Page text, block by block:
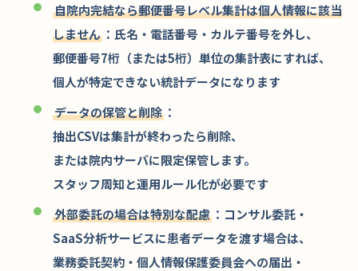
自院内完結なら郵便番号レベル集計は個人情報に該当
しません ：氏名・電話番号・カルテ番号を外し、
郵便番号7桁（または5桁）単位の集計表にすれば、
個人が特定できない統計データになります
データの保管と削除 ：
抽出CSVは集計が終わったら削除、
または院内サーバに限定保管します。
スタッフ周知と運用ルール化が必要です
外部委託の場合は特別な配慮 ：コンサル委託・
SaaS分析サービスに患者データを渡す場合は、
業務委託契約・個人情報保護委員会への届出・